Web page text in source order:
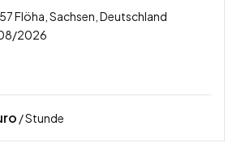
Flöha, Sachsen, Deutschland
2026
/ Stunde